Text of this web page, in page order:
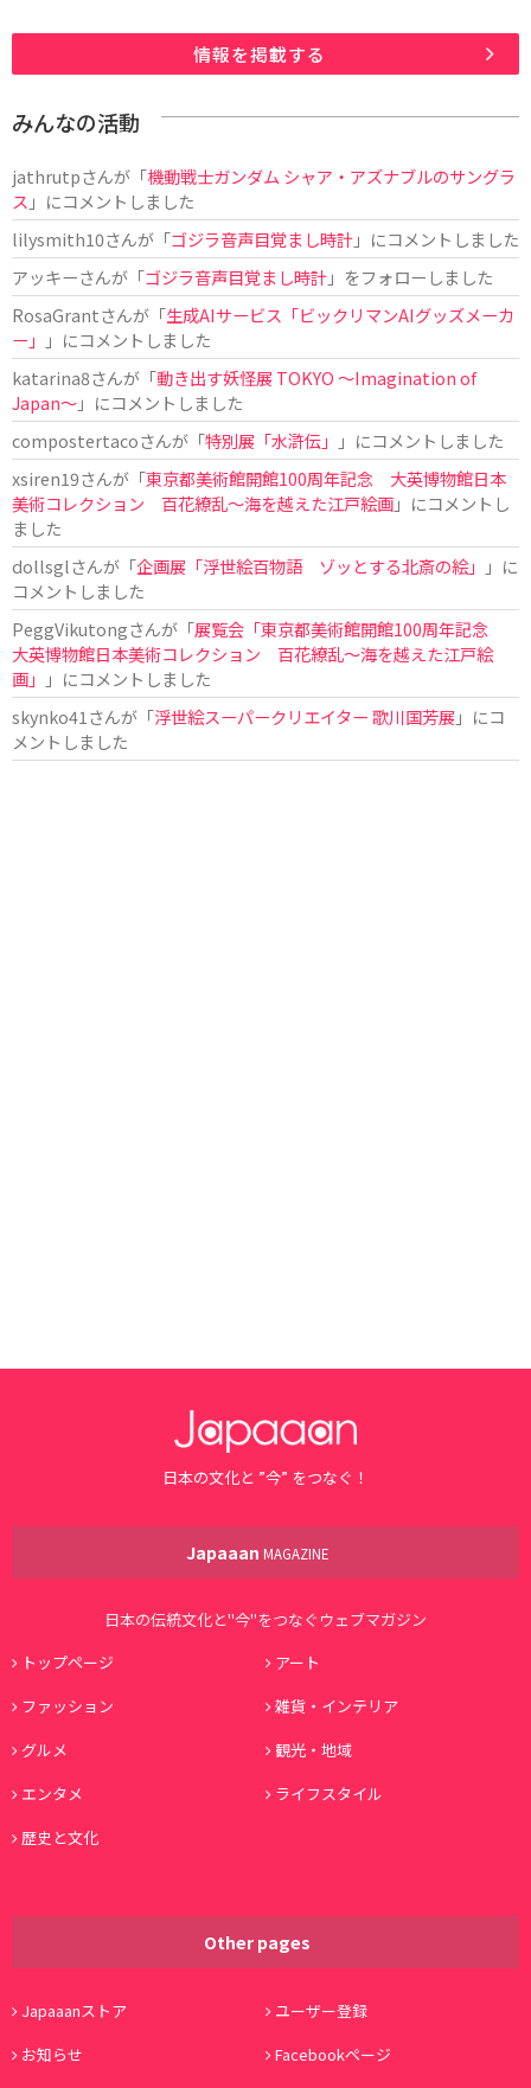
情報を掲載する
みんなの活動
jathrutpさんが「機動戦士ガンダム シャア・アズナブルのサングラ
ス 」にコメントしました
lilysmith10さんが「ゴジラ音声目覚まし時計」にコメントしました
アッキーさんが「ゴジラ音声目覚まし時計」をフォローしました
RosaGrantさんが「生成AIサービス「ビックリマンAIグッズメーカ
ー」
」にコメントしました
katarina8さんが「動き出す妖怪展 TOKYO 〜Imagination of
Japan〜」にコメントしました
compostertacoさんが「特別展「水滸伝」
」にコメントしました
xsiren19さんが「東京都美術館開館100周年記念 大英博物館日本
美術コレクション 百花繚乱～海を越えた江戸絵画」にコメントし
ました
dollsglさんが「企画展「浮世絵百物語 ゾッとする北斎の絵」
」に
コメントしました
PeggVikutongさんが「展覧会「東京都美術館開館100周年記念
大英博物館日本美術コレクション 百花繚乱〜海を越えた江戸絵
画」
」にコメントしました
skynko41さんが「浮世絵スーパークリエイター 歌川国芳展 」にコ
メントしました
日本の文化と ”今” をつなぐ！
Japaaan MAGAZINE
日本の伝統文化と"今"をつなぐウェブマガジン
トップページ
アート
ファッション
雑貨・インテリア
グルメ
観光・地域
エンタメ
ライフスタイル
歴史と文化
Other pages
Japaaanストア
ユーザー登録
お知らせ
Facebookページ